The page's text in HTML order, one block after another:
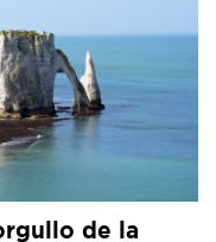
de la